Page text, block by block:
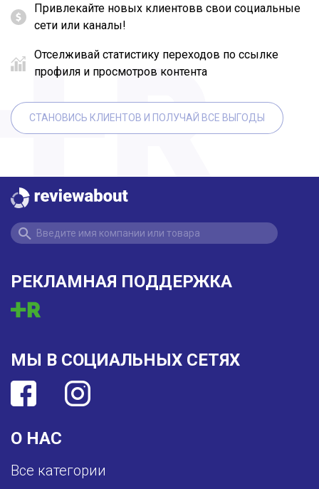
Привлекайте новых клиентовв свои социальные
сети или каналы!
Отселживай статистику переходов по ссылке
профиля и просмотров контента
СТАНОВИСЬ КЛИЕНТОВ И ПОЛУЧАЙ ВСЕ ВЫГОДЫ
О НАС
Все категории
РЕКЛАМНАЯ ПОДДЕРЖКА
МЫ В СОЦИАЛЬНЫХ СЕТЯХ